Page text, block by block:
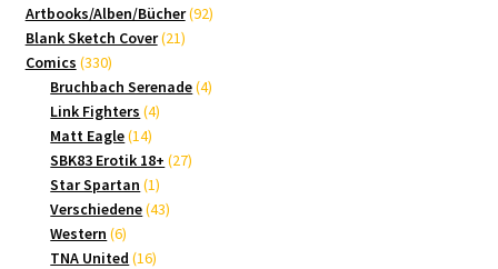
Produkte
Artbooks/Alben/Bücher 9292
Blank Sketch Cover 2121
Comics 330330
Produkte
Bruchbach Serenade 44
Link Fighters 44
Matt Eagle 1414
Produkte
SBK83 Erotik 18+ 2727
Star Spartan 11
Produkt
Verschiedene 4343
Western 66
Produkte
TNA United 1616